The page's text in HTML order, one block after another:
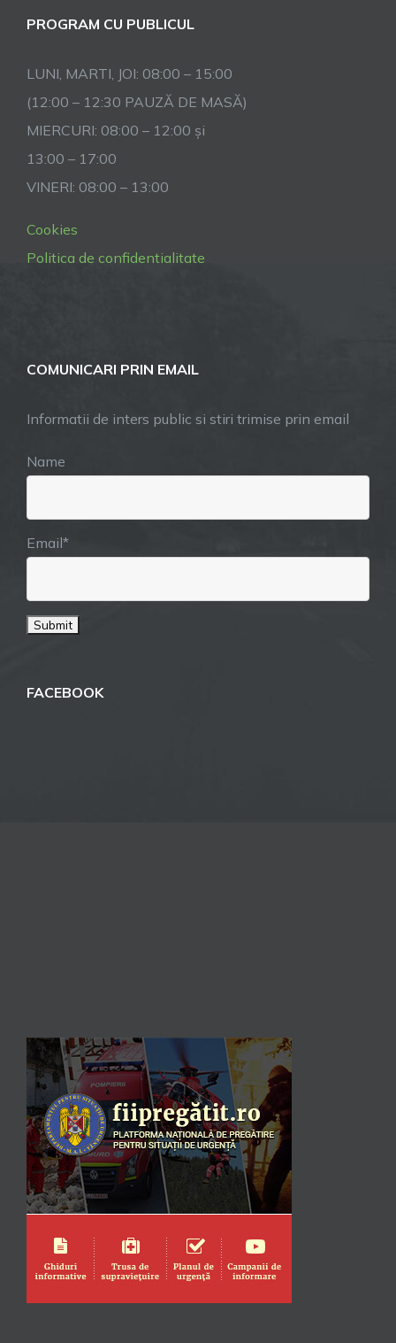
PROGRAM CU PUBLICUL
LUNI, MARTI, JOI: 08:00 – 15:00
(12:00 – 12:30 PAUZĂ DE MASĂ)
MIERCURI: 08:00 – 12:00 și
13:00 – 17:00
VINERI: 08:00 – 13:00
Cookies
Politica de confidentialitate
COMUNICARI PRIN EMAIL
Informatii de inters public si stiri trimise prin email
Name
Email*
FACEBOOK